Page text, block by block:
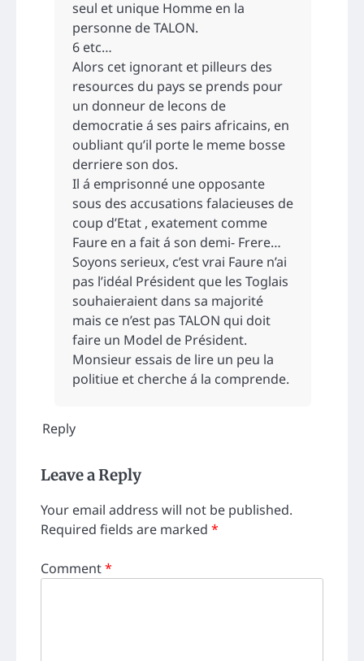
seul et unique Homme en la
personne de TALON.
6 etc…
Alors cet ignorant et pilleurs des
resources du pays se prends pour
un donneur de lecons de
democratie á ses pairs africains, en
oubliant qu’il porte le meme bosse
derriere son dos.
Il á emprisonné une opposante
sous des accusations falacieuses de
coup d’Etat , exatement comme
Faure en a fait á son demi- Frere…
Soyons serieux, c’est vrai Faure n’ai
pas l’idéal Président que les Toglais
souhaieraient dans sa majorité
mais ce n’est pas TALON qui doit
faire un Model de Président.
Monsieur essais de lire un peu la
politiue et cherche á la comprende.
Reply
Leave a Reply
Your email address will not be published.
Required fields are marked *
Comment*